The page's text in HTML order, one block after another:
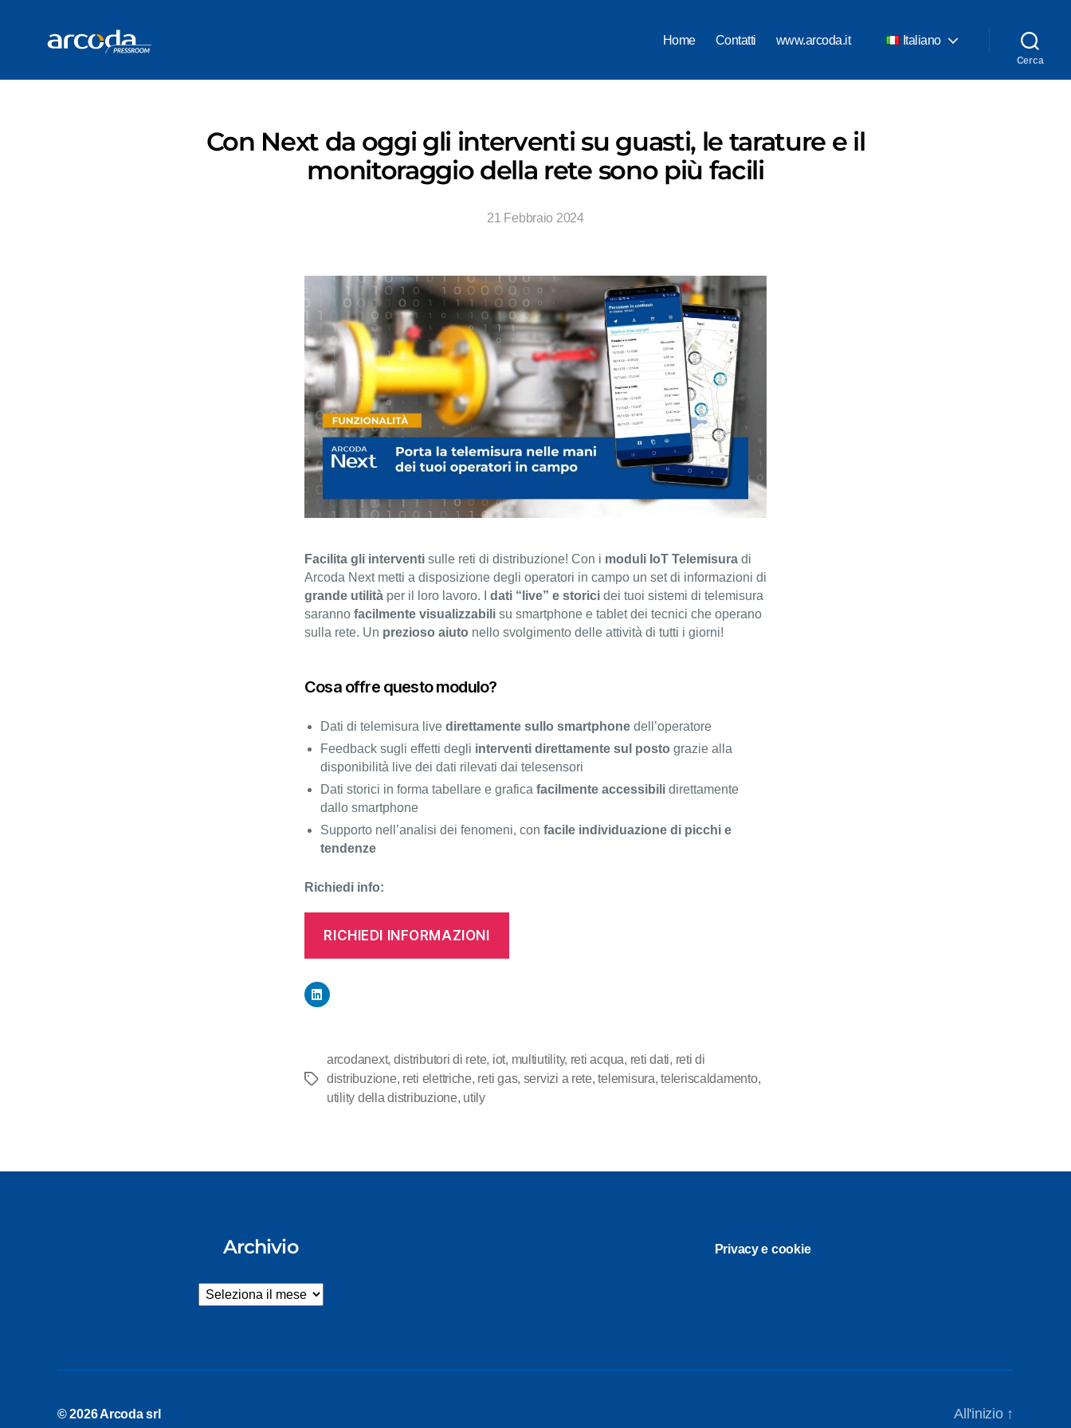
Home Contatti www.arcoda.it Italiano
Cerca
Con Next da oggi gli interventi su guasti, le tarature e il
monitoraggio della rete sono più facili
21 Febbraio 2024
Facilita gli interventi sulle reti di distribuzione! Con i moduli IoT Telemisura di
Arcoda Next metti a disposizione degli operatori in campo un set di informazioni di
grande utilità per il loro lavoro. I dati “live” e storici dei tuoi sistemi di telemisura
saranno facilmente visualizzabili su smartphone e tablet dei tecnici che operano
sulla rete. Un prezioso aiuto nello svolgimento delle attività di tutti i giorni!
Cosa offre questo modulo?
Dati di telemisura live direttamente sullo smartphone dell’operatore
Feedback sugli effetti degli interventi direttamente sul posto grazie alla
disponibilità live dei dati rilevati dai telesensori
Dati storici in forma tabellare e grafica facilmente accessibili direttamente
dallo smartphone
Supporto nell’analisi dei fenomeni, con facile individuazione di picchi e
tendenze
Richiedi info:
RICHIEDI INFORMAZIONI
Tag
arcodanext, distributori di rete, iot, multiutility, reti acqua, reti dati, reti di
distribuzione, reti elettriche, reti gas, servizi a rete,telemisura,teleriscaldamento,
utility della distribuzione, utily
Archivio Privacy e cookie
© 2026Arcoda srl All'inizio ↑